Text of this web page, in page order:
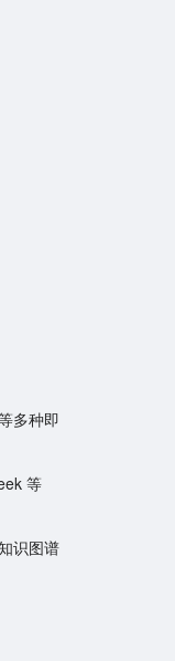
多种即
等
识图谱